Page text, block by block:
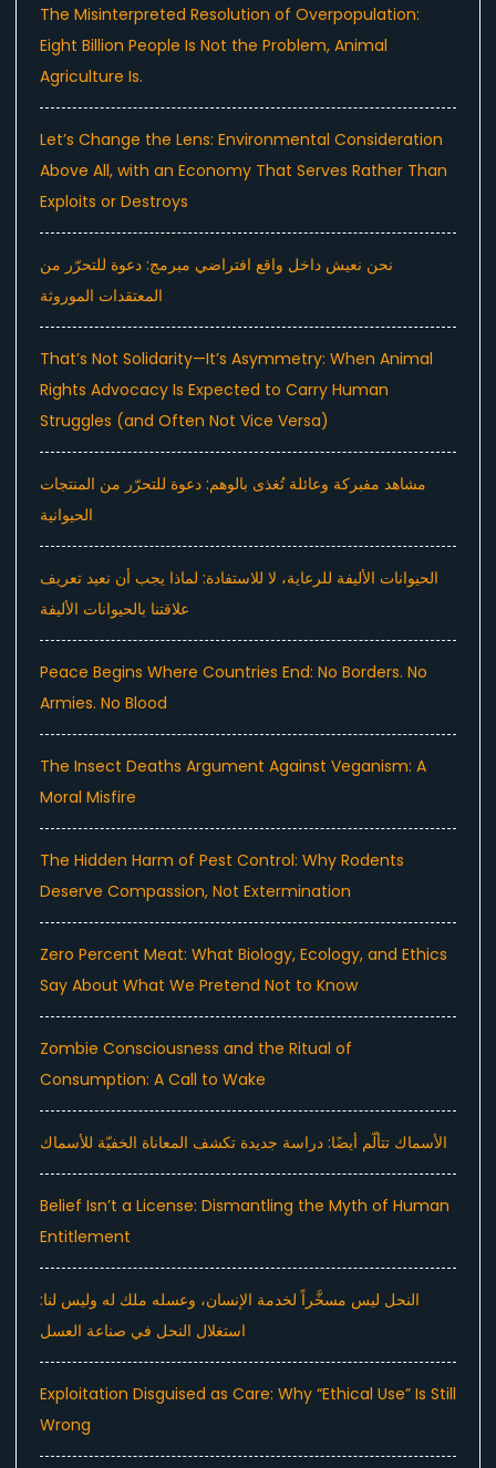
The Misinterpreted Resolution of Overpopulation:
Eight Billion People Is Not the Problem, Animal
Agriculture Is.
Let’s Change the Lens: Environmental Consideration
Above All, with an Economy That Serves Rather Than
Exploits or Destroys
نحن نعيش داخل واقع افتراضي مبرمج: دعوة للتحرّر من
المعتقدات الموروثة
That’s Not Solidarity—It’s Asymmetry: When Animal
Rights Advocacy Is Expected to Carry Human
Struggles (and Often Not Vice Versa)
مشاهد مفبركة وعائلة تُغذى بالوهم: دعوة للتحرّر من المنتجات
الحيوانية
الحيوانات الأليفة للرعاية، لا للاستفادة: لماذا يجب أن نعيد تعريف
علاقتنا بالحيوانات الأليفة
Peace Begins Where Countries End: No Borders. No
Armies. No Blood
The Insect Deaths Argument Against Veganism: A
Moral Misfire
The Hidden Harm of Pest Control: Why Rodents
Deserve Compassion, Not Extermination
Zero Percent Meat: What Biology, Ecology, and Ethics
Say About What We Pretend Not to Know
Zombie Consciousness and the Ritual of
Consumption: A Call to Wake
الأسماك تتألّم أيضًا: دراسة جديدة تكشف المعاناة الخفيّة للأسماك
Belief Isn’t a License: Dismantling the Myth of Human
Entitlement
النحل ليس مسخَّراً لخدمة الإنسان، وعسله ملك له وليس لنا:
استغلال النحل في صناعة العسل
Exploitation Disguised as Care: Why “Ethical Use” Is Still
Wrong